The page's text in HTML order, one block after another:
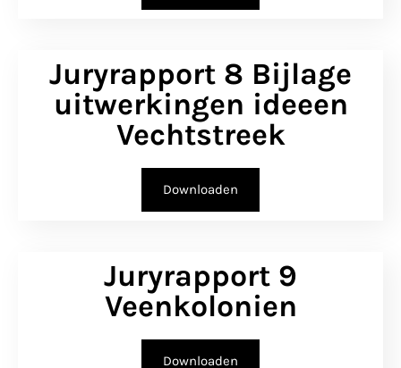
Juryrapport 8 Bijlage
uitwerkingen ideeen
Vechtstreek
Downloaden
Juryrapport 9
Veenkolonien
Downloaden